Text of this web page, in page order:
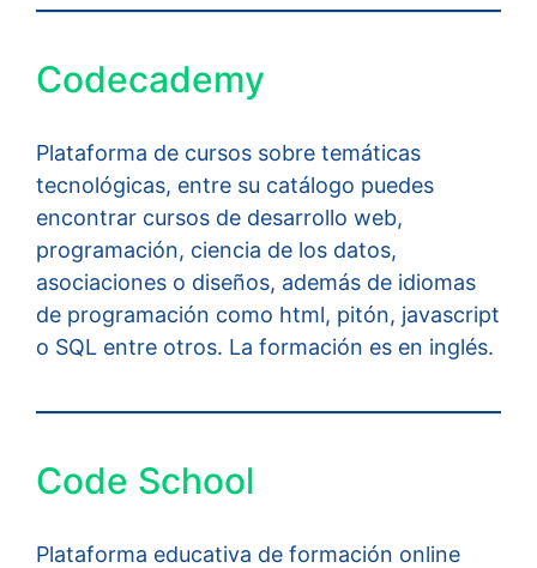
Codecademy
Plataforma de cursos sobre temáticas
tecnológicas, entre su catálogo puedes
encontrar cursos de desarrollo web,
programación, ciencia de los datos,
asociaciones o diseños, además de idiomas
de programación como html, pitón, javascript
o SQL entre otros. La formación es en inglés.
Code School
Plataforma educativa de formación online